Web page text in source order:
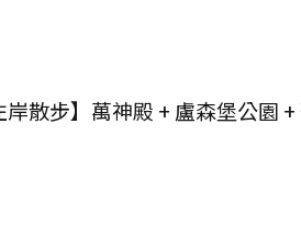
散步】萬神殿 + 盧森堡公園